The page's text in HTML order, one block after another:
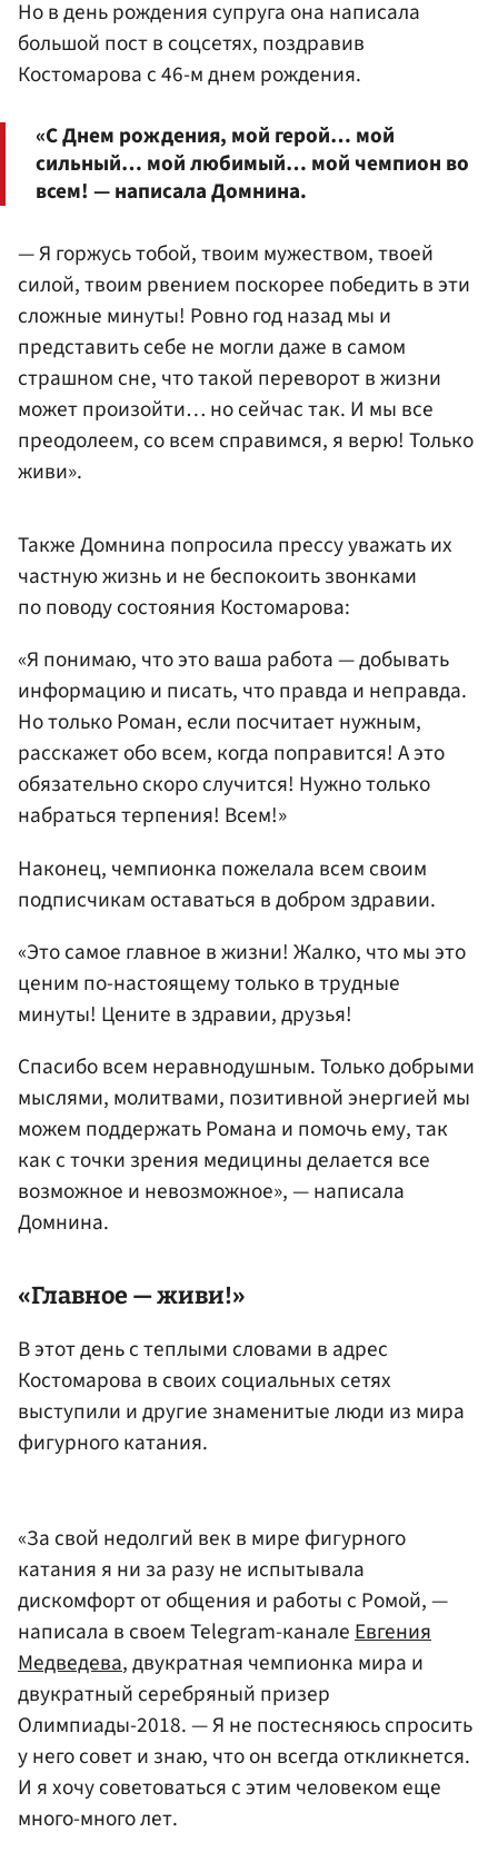
Но в день рождения супруга она написала
большой пост в соцсетях, поздравив
Костомарова с 46-м днем рождения.
«С Днем рождения, мой герой… мой
сильный… мой любимый… мой чемпион во
всем! — написала Домнина.
— Я горжусь тобой, твоим мужеством, твоей
силой, твоим рвением поскорее победить в эти
сложные минуты! Ровно год назад мы и
представить себе не могли даже в самом
страшном сне, что такой переворот в жизни
может произойти… но сейчас так. И мы все
преодолеем, со всем справимся, я верю! Только
живи».
Также Домнина попросила прессу уважать их
частную жизнь и не беспокоить звонками
по поводу состояния Костомарова:
«Я понимаю, что это ваша работа — добывать
информацию и писать, что правда и неправда.
Но только Роман, если посчитает нужным,
расскажет обо всем, когда поправится! А это
обязательно скоро случится! Нужно только
набраться терпения! Всем!»
Наконец, чемпионка пожелала всем своим
подписчикам оставаться в добром здравии.
«Это самое главное в жизни! Жалко, что мы это
ценим по-настоящему только в трудные
минуты! Цените в здравии, друзья!
Спасибо всем неравнодушным. Только добрыми
мыслями, молитвами, позитивной энергией мы
можем поддержать Романа и помочь ему, так
как с точки зрения медицины делается все
возможное и невозможное», — написала
Домнина.
«Главное — живи!»
В этот день с теплыми словами в адрес
Костомарова в своих социальных сетях
выступили и другие знаменитые люди из мира
фигурного катания.
«За свой недолгий век в мире фигурного
катания я ни за разу не испытывала
дискомфорт от общения и работы с Ромой, —
написала в своем Telegram-каналеЕвгения
Медведева, двукратная чемпионка мира и
двукратный серебряный призер
Олимпиады-2018. — Я не постесняюсь спросить
у него совет и знаю, что он всегда откликнется.
И я хочу советоваться с этим человеком еще
много-много лет.